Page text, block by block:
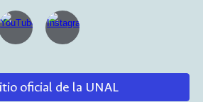
oficial de la UNAL